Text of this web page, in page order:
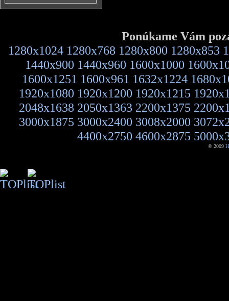
Ponúkame Vám
1280x1024 1280x768 1280x800 1280x853
1440x900 1440x960 1600x1000
1600x1251 1600x961 1632x1224
1920x1080 1920x1200 1920x1215
2048x1638 2050x1363 2200x1375
3000x1875 3000x2400 3008x2000
4400x2750 4600x2875
© 2009